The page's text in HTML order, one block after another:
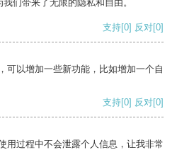
们带来了无限的隐私和自由。
支持[0] 反对[0]
可以增加一些新功能，比如增加一个自
支持[0] 反对[0]
用过程中不会泄露个人信息，让我非常